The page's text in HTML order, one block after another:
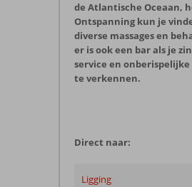
de Atlantische Oceaan,
Ontspanning kun je
diverse massages en
er is ook een bar als je
service en
te verkennen.
Direct naar:
Ligging